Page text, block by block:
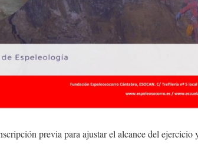
previa para ajustar el alcance del